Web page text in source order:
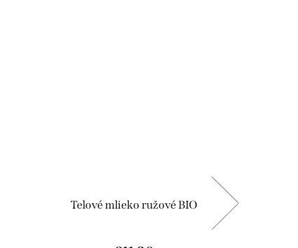
Telové mlieko ružové BIO